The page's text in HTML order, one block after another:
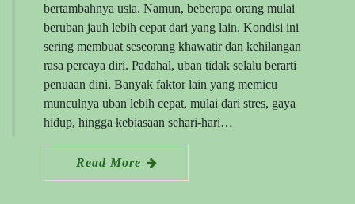
bertambahnya usia. Namun, beberapa orang mulai
beruban jauh lebih cepat dari yang lain. Kondisi ini
sering membuat seseorang khawatir dan kehilangan
rasa percaya diri. Padahal, uban tidak selalu berarti
penuaan dini. Banyak faktor lain yang memicu
munculnya uban lebih cepat, mulai dari stres, gaya
hidup, hingga kebiasaan sehari-hari…
Read More